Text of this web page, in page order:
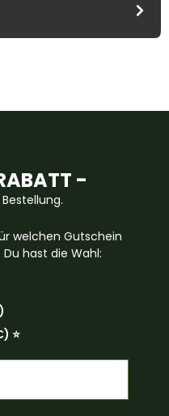
-
welchen Gutschein
hast die Wahl:
⭐️